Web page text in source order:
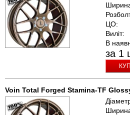
ЦО:
Виліт:
В
за 1
Voin Total Forged Stamina-TF